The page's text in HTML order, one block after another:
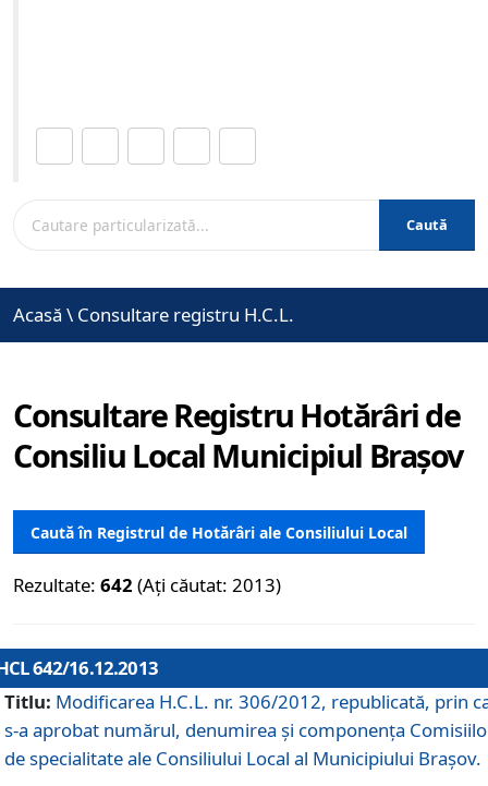
Caută
Acasă \ Consultare registru H.C.L.
Consultare Registru Hotărâri de
Consiliu Local Municipiul Brașov
Caută în Registrul de Hotărâri ale Consiliului Local
Rezultate: 642 (Ați căutat: 2013)
642/16.12.2013
Titlu: Modificarea H.C.L. nr. 306/2012, republicată, prin
s-a aprobat numărul, denumirea şi componenţa
de specialitate ale Consiliului Local al Municipiului Braşov.